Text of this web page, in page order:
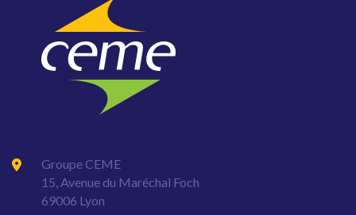
Groupe CEME
15, Avenue du Maréchal Foch
69006 Lyon